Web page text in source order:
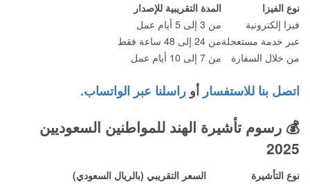
نوع الفيزا
المدة التقريبية للإصدار
فيزا إلكترونية
من 3 إلى 5 أيام عمل
عبر خدمة مستعجلةمن 24 إلى 48 ساعة فقط
من خلال السفارة
من 7 إلى 10 أيام عمل
اتصل بنا للاستفسار أو راسلنا عبر الواتساب.
💰 رسوم تأشيرة الهند للمواطنين السعوديين
2025
نوع التأشيرة
السعر التقريبي (بالريال السعودي)